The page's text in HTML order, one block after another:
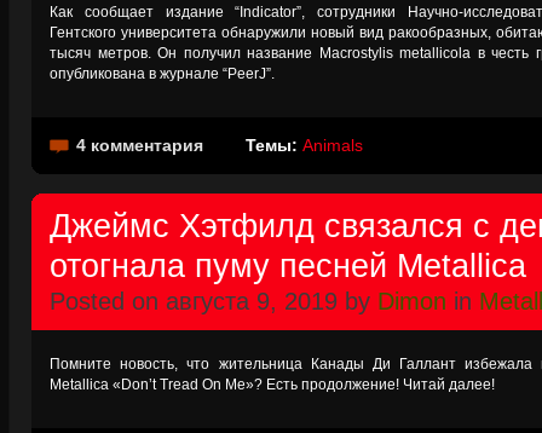
Как сообщает издание “Indicator”, сотрудники Научно-
Гентского университета обнаружили новый вид ракообразных,
тысяч метров. Он получил название Macrostylis metallicola в честь
опубликована в журнале “PeerJ”.
4 комментария Темы: Animals
Джеймс Хэтфилд связался с
отогнала пуму песней Metallica
Posted on августа 9, 2019 by Dimon in
Помните новость, что жительница Канады Ди Галлант
Metallica «Don’t Tread On Me»? Есть продолжение! Читай далее!